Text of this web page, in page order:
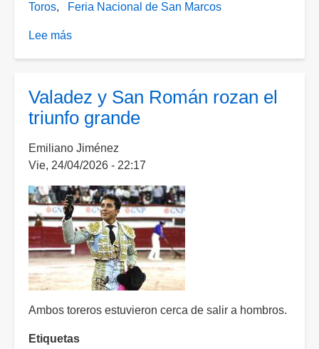
Toros
Feria Nacional de San Marcos
Lee más
en
el
grande
de
la
feria
Valadez y San Román rozan el
triunfo grande
Emiliano Jiménez
Vie, 24/04/2026 - 22:17
Ambos toreros estuvieron cerca de salir a hombros.
Etiquetas